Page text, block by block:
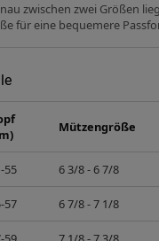
zwischen zwei Größen
für eine bequemere
Mützengröße
55 6 3/8 - 6 7/8
57 6 7/8 - 7 1/8